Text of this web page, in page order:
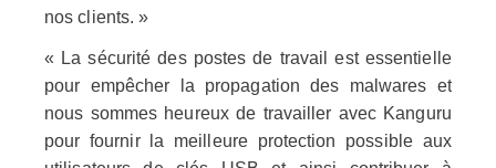
nos clients. »
« La sécurité des postes de travail est essentielle
pour empêcher la propagation des malwares et
nous sommes heureux de travailler avec Kanguru
pour fournir la meilleure protection possible aux